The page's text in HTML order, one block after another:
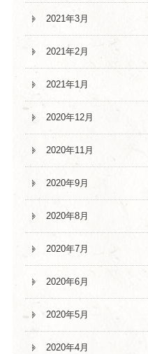
2021年3月
2021年2月
2021年1月
2020年12月
2020年11月
2020年9月
2020年8月
2020年7月
2020年6月
2020年5月
2020年4月